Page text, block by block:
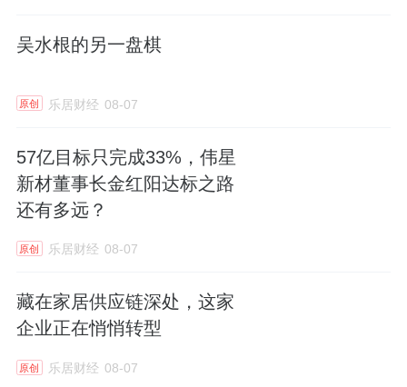
吴水根的另一盘棋
原创 乐居财经 08-07
57亿目标只完成33%，伟星
新材董事长金红阳达标之路
还有多远？
原创 乐居财经 08-07
藏在家居供应链深处，这家
企业正在悄悄转型
原创 乐居财经 08-07